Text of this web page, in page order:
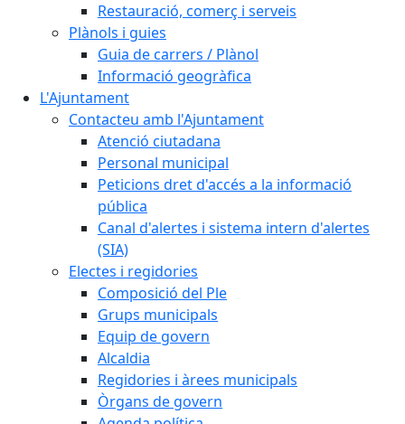
Restauració, comerç i serveis
Plànols i guies
Guia de carrers / Plànol
Informació geogràfica
L'Ajuntament
Contacteu amb l'Ajuntament
Atenció ciutadana
Personal municipal
Peticions dret d'accés a la informació
pública
Canal d'alertes i sistema intern d'alertes
(SIA)
Electes i regidories
Composició del Ple
Grups municipals
Equip de govern
Alcaldia
Regidories i àrees municipals
Òrgans de govern